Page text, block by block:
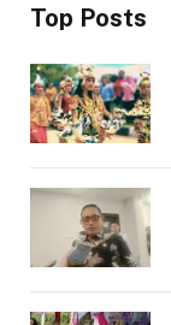
Top Posts